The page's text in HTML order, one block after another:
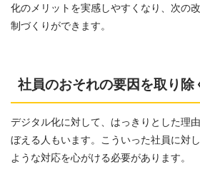
化のメリットを実感しやすくなり、次の
制づくりができます。
社員のおそれの要因を取り除
デジタル化に対して、はっきりとした理
ぼえる人もいます。こういった社員に対
ような対応を心がける必要があります。